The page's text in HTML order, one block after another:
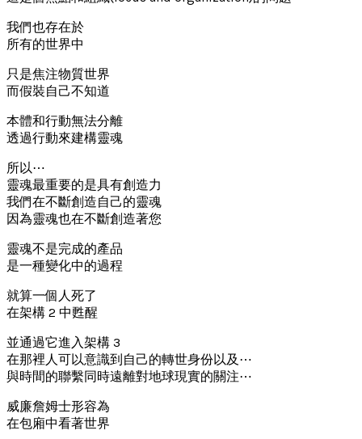
我們也存在於
所有的世界中
只是焦注物質世界
而假裝自己不知道
本體和行動無法分離
透過行動來建構靈魂
所以⋯
靈魂最重要的是具有創造力
我們在不斷創造自己的靈魂
因為靈魂也在不斷創造著您
靈魂不是完成的產品
是一種變化中的過程
就算一個人死了
在架構 2 中甦醒
並通過它進入架構 3
在那裡人可以意識到自己的轉世身份以及⋯
與時間的聯繫同時遠離對地球現實的關注⋯
威廉詹姆士形容為
在包廂中看著世界